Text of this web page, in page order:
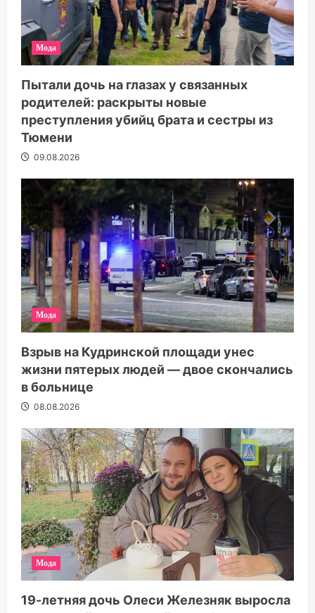
Мода
Пытали дочь на глазах у связанных
родителей: раскрыты новые
преступления убийц брата и сестры из
Тюмени
09.08.2026
Мода
Взрыв на Кудринской площади унес
жизни пятерых людей — двое скончались
в больнице
08.08.2026
Мода
19-летняя дочь Олеси Железняк выросла